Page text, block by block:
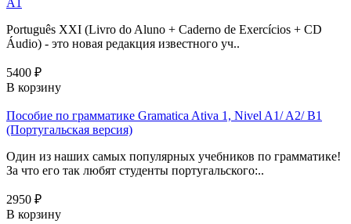
Português XXI (Livro do Aluno + Caderno de Exercícios + CD
Áudio) - это новая редакция известного уч..
5400 ₽
В корзину
Пособие по грамматике Gramatica Ativa 1, Nivel A1/ A2/ B1
(Португальская версия)
Один из наших самых популярных учебников по грамматике!
За что его так любят студенты португальского:..
2950 ₽
В корзину